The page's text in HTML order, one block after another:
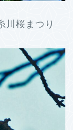
川桜まつり